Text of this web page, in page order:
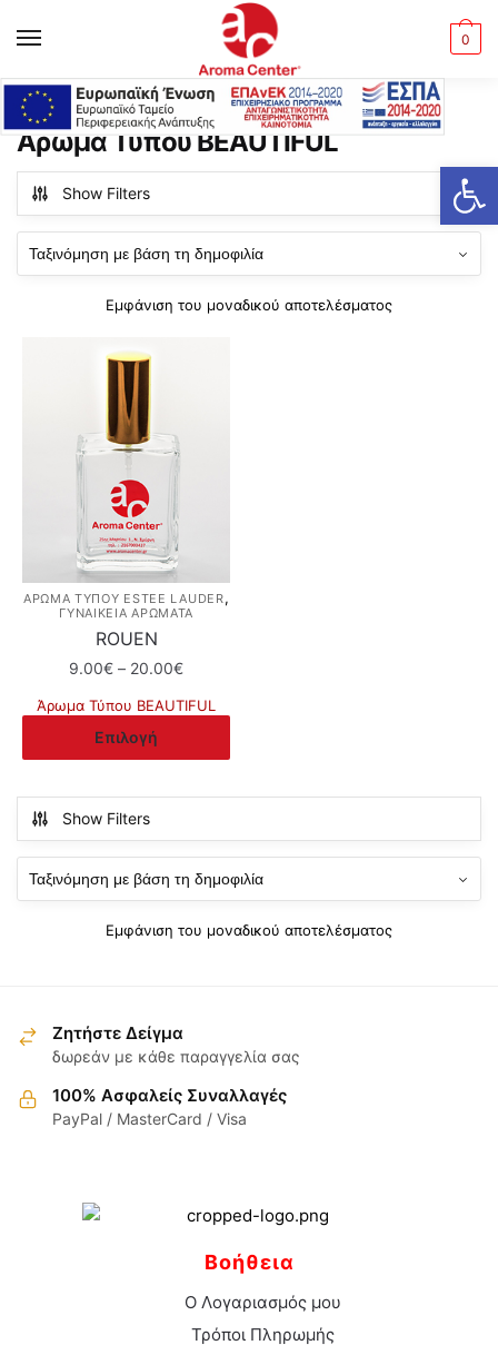
Ανοίξτε τη γραμμή εργαλείων
0
Αρχική σελίδα / Προϊόντα με ετικέτα “Άρωμα Τύπου BEAUTIFUL”
Άρωμα Τύπου BEAUTIFUL
Show Filters
Εμφάνιση του μοναδικού αποτελέσματος
ΆΡΩΜΑ ΤΎΠΟΥ ESTEE LAUDER,
ΓΥΝΑΙΚΕΙΑ ΑΡΩΜΑΤΑ
ROUEN
9.00€ – 20.00€Price
9.00€
20.00€
Άρωμα Τύπου BEAUTIFUL
Επιλογή
Αυτό
το
έχει
πολλαπλές
παραλλαγές.
Οι
μπορούν
στη
σελίδα
προϊόντος
Show Filters
Εμφάνιση του μοναδικού αποτελέσματος
Ζητήστε Δείγμα
δωρεάν με κάθε παραγγελία σας
100% Ασφαλείς Συναλλαγές
PayPal / MasterCard / Visa
Βοήθεια
Ο Λογαριασμός μου
Τρόποι Πληρωμής